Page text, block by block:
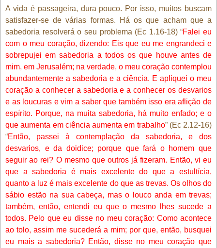
A vida é passageira, dura pouco. Por isso, muitos buscam
satisfazer-se de várias formas. Há os que acham que a
sabedoria resolverá o seu problema (Ec 1.16-18) “Falei eu
com o meu coração, dizendo: Eis que eu me engrandeci e
sobrepujei em sabedoria a todos os que houve antes de
mim, em Jerusalém; na verdade, o meu coração contemplou
abundantemente a sabedoria e a ciência. E apliquei o meu
coração a conhecer a sabedoria e a conhecer os desvarios
e as loucuras e vim a saber que também isso era aflição de
espírito. Porque, na muita sabedoria, há muito enfado; e o
que aumenta em ciência aumenta em trabalho” (Ec 2.12-16)
“Então, passei à contemplação da sabedoria, e dos
desvarios, e da doidice; porque que fará o homem que
seguir ao rei? O mesmo que outros já fizeram. Então, vi eu
que a sabedoria é mais excelente do que a estultícia,
quanto a luz é mais excelente do que as trevas. Os olhos do
sábio estão na sua cabeça, mas o louco anda em trevas;
também, então, entendi eu que o mesmo lhes sucede a
todos. Pelo que eu disse no meu coração: Como acontece
ao tolo, assim me sucederá a mim; por que, então, busquei
eu mais a sabedoria? Então, disse no meu coração que